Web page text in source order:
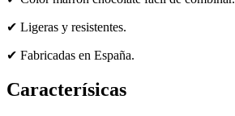
✔ Ligeras y resistentes.
✔ Fabricadas en España.
Caracterísicas